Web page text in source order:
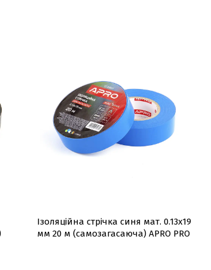
Ізоляцiйна стрiчка синя мат. 0.13х19
мм 20 м (самозагасаюча) APRO PRO